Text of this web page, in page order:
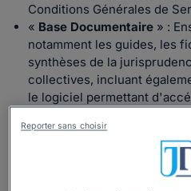
Conditions Générales de
« Base Documentaire » :
notamment les guides, les
synthèses de la
collectives, incluant
le logiciel permettant
«Client» : toute personne,
professionnel ou
public, commandant un
Reporter sans choisir